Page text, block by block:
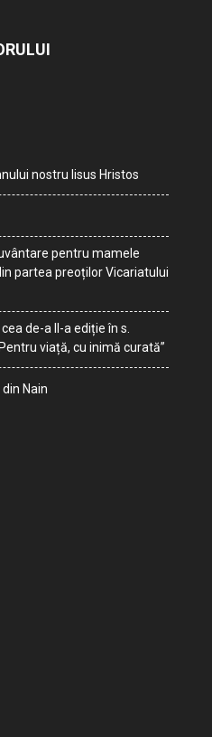
nostru Iisus Hristos
pentru mamele
partea preoților Vicariatului
de-a II-a ediție în s.
viață, cu inimă curată”
Nain